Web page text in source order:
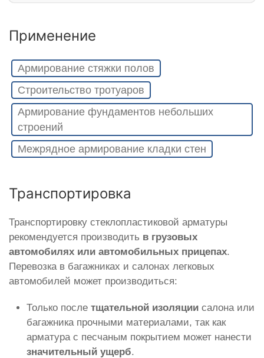
Применение
Армирование стяжки полов
Строительство тротуаров
Армирование фундаментов небольших
строений
Межрядное армирование кладки стен
Транспортировка
Транспортировку стеклопластиковой арматуры
рекомендуется производить в грузовых
автомобилях или автомобильных прицепах.
Перевозка в багажниках и салонах легковых
автомобилей может производиться:
Только после тщательной изоляции салона или
багажника прочными материалами, так как
арматура с песчаным покрытием может нанести
значительный ущерб.